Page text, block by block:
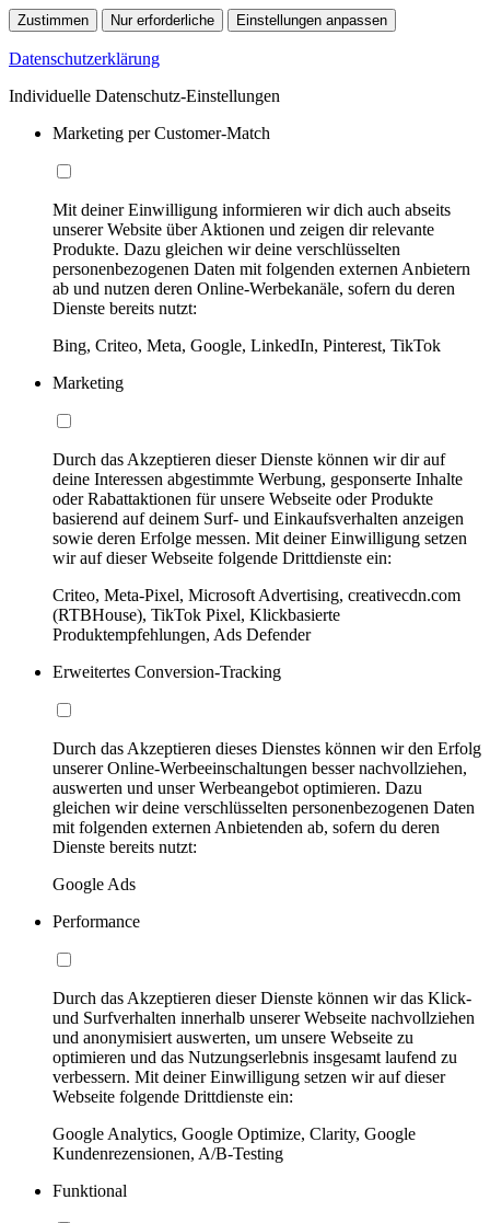
Zustimmen Nur erforderliche Einstellungen anpassen
Datenschutzerklärung
Individuelle Datenschutz-Einstellungen
Marketing per Customer-Match
Mit deiner Einwilligung informieren wir dich auch abseits
unserer Website über Aktionen und zeigen dir relevante
Produkte. Dazu gleichen wir deine verschlüsselten
personenbezogenen Daten mit folgenden externen Anbietern
ab und nutzen deren Online-Werbekanäle, sofern du deren
Dienste bereits nutzt:
Bing, Criteo, Meta, Google, LinkedIn, Pinterest, TikTok
Marketing
Durch das Akzeptieren dieser Dienste können wir dir auf
deine Interessen abgestimmte Werbung, gesponserte Inhalte
oder Rabattaktionen für unsere Webseite oder Produkte
basierend auf deinem Surf- und Einkaufsverhalten anzeigen
sowie deren Erfolge messen. Mit deiner Einwilligung setzen
wir auf dieser Webseite folgende Drittdienste ein:
Criteo, Meta-Pixel, Microsoft Advertising, creativecdn.com
(RTBHouse), TikTok Pixel, Klickbasierte
Produktempfehlungen, Ads Defender
Erweitertes Conversion-Tracking
Durch das Akzeptieren dieses Dienstes können wir den Erfolg
unserer Online-Werbeeinschaltungen besser nachvollziehen,
auswerten und unser Werbeangebot optimieren. Dazu
gleichen wir deine verschlüsselten personenbezogenen Daten
mit folgenden externen Anbietenden ab, sofern du deren
Dienste bereits nutzt:
Google Ads
Performance
Durch das Akzeptieren dieser Dienste können wir das Klick-
und Surfverhalten innerhalb unserer Webseite nachvollziehen
und anonymisiert auswerten, um unsere Webseite zu
optimieren und das Nutzungserlebnis insgesamt laufend zu
verbessern. Mit deiner Einwilligung setzen wir auf dieser
Webseite folgende Drittdienste ein:
Google Analytics, Google Optimize, Clarity, Google
Kundenrezensionen, A/B-Testing
Funktional